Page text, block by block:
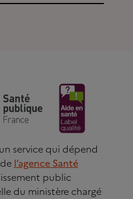
service qui dépend
l’agence Santé
public
du ministère chargé